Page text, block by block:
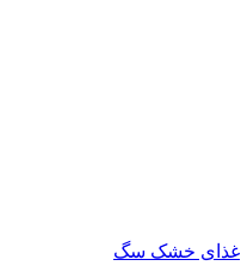
غذای خشک سگ